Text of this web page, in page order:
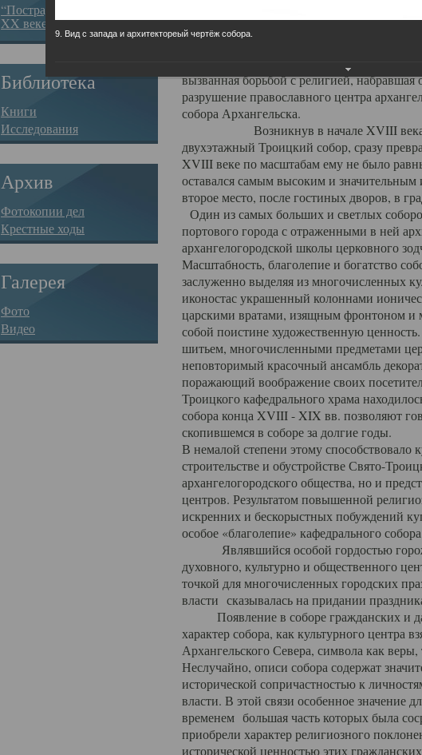
“Пострадавшие за веру в
XX веке на Севере”
Библиотека
Книги
Исследования
Архив
Фотокопии дел
Крестные ходы
Галерея
Фото
Видео
Сегодня мы можем говорить, что
пострадал от целенаправленных
выдающихся памятников архитектуры.
вызванная борьбой с религией,
разрушение православного центра
собора Архангельска.
Возникнув в начале XVIII века в
двухэтажный Троицкий собор, сразу
XVIII веке по масштабам ему не было
оставался самым высоким и
второе место, после гостиных дворов, в
Один из самых больших и светлых
портового города с отраженными в ней
архангелогородской школы церковного
Масштабность, благолепие и богатство
заслуженно выделяя из многочисленных
иконостас украшенный колоннами
царскими вратами, изящным фронтоном и
собой поистине художественную
шитьем, многочисленными предметами
неповторимый красочный ансамбль
поражающий воображение своих
Троицкого кафедрального храма
собора конца XVIII - XIX вв. позволяют
скопившемся в соборе за долгие годы.
В немалой степени этому способствовало
строительстве и обустройстве Свято-
архангелогородского общества, но и
центров. Результатом повышенной
искренних и бескорыстных побуждений
особое «благолепие» кафедрального
Являвшийся особой гордостью
духовного, культурно и общественного
точкой для многочисленных городских
власти сказывалась на придании
Появление в соборе гражданских и
характер собора, как культурного центра
Архангельского Севера, символа как
Неслучайно, описи собора содержат
исторической сопричастностью к
власти. В этой связи особенное значение
временем большая часть которых была
приобрели характер религиозного
исторической ценностью этих
9. Вид с запада и архитектореый чертёж собора.